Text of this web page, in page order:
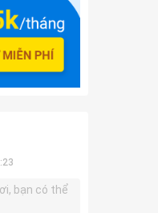
bạn có thể